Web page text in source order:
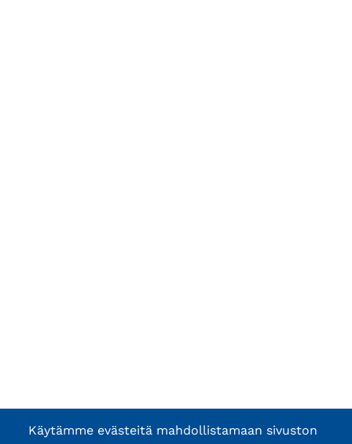
Käytämme evästeitä mahdollistamaan sivuston